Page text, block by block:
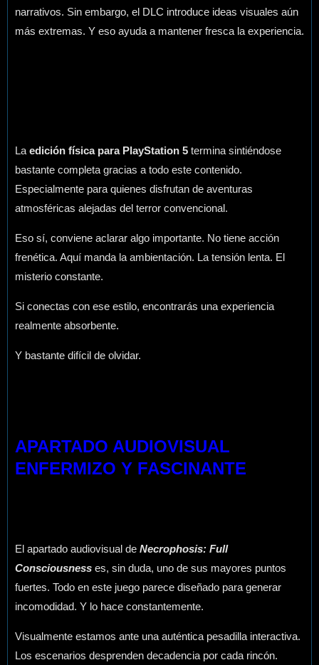
narrativos. Sin embargo, el DLC introduce ideas visuales aún
más extremas. Y eso ayuda a mantener fresca la experiencia.
La edición física para PlayStation 5 termina sintiéndose
bastante completa gracias a todo este contenido.
Especialmente para quienes disfrutan de aventuras
atmosféricas alejadas del terror convencional.
Eso sí, conviene aclarar algo importante. No tiene acción
frenética. Aquí manda la ambientación. La tensión lenta. El
misterio constante.
Si conectas con ese estilo, encontrarás una experiencia
realmente absorbente.
Y bastante difícil de olvidar.
APARTADO AUDIOVISUAL
ENFERMIZO Y FASCINANTE
El apartado audiovisual de Necrophosis: Full
Consciousness es, sin duda, uno de sus mayores puntos
fuertes. Todo en este juego parece diseñado para generar
incomodidad. Y lo hace constantemente.
Visualmente estamos ante una auténtica pesadilla interactiva.
Los escenarios desprenden decadencia por cada rincón.